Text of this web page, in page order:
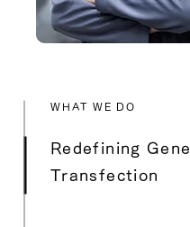
WHAT WE DO
Redefining Gene
Transfection